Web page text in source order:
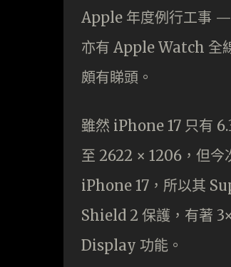
Apple 年度例行工事
亦有 Apple Watch 全
頗有睇頭。
雖然 iPhone 17 只有
至 2622 × 1206，但
iPhone 17，所以其
Shield 2 保護，有著
Display 功能。